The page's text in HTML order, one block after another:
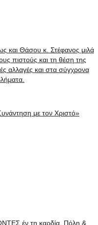
και Θάσου κ. Στέφανος μιλά
πιστούς και τη θέση της
αλλαγές και στα σύγχρονα
με τον Χριστό»
έν τη καρδία. Πόλη &